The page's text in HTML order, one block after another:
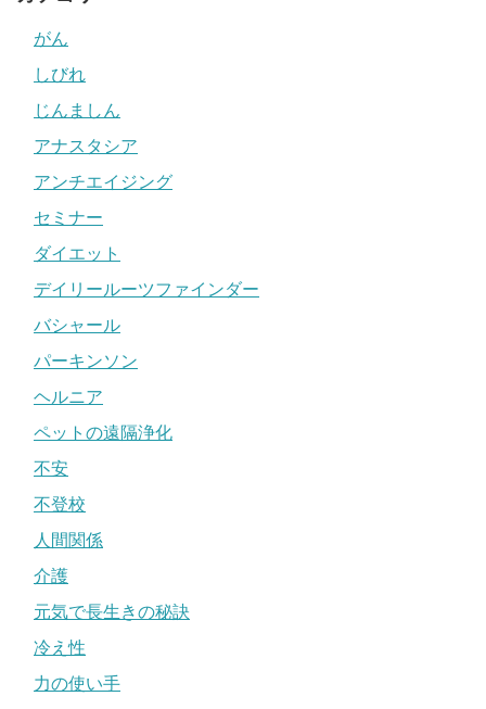
がん
しびれ
じんましん
アナスタシア
アンチエイジング
セミナー
ダイエット
デイリールーツファインダー
バシャール
パーキンソン
ヘルニア
ペットの遠隔浄化
不安
不登校
人間関係
介護
元気で長生きの秘訣
冷え性
力の使い手